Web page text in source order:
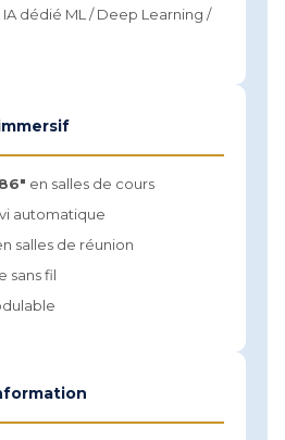
dédié ML / Deep Learning /
en salles de cours
automatique
salles de réunion
sans fil